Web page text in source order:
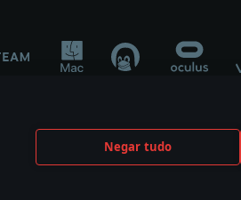
Negar tudo
no desenvolvimento, patrocínio ou aval do
their respective owners.